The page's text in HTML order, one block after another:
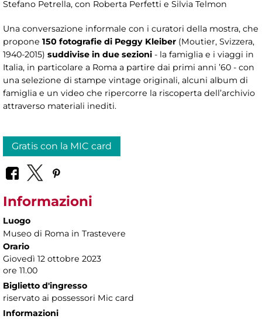
Stefano Petrella, con Roberta Perfetti e Silvia Telmon
Una conversazione informale con i curatori della mostra, che
propone 150 fotografie di Peggy Kleiber (Moutier, Svizzera,
1940-2015) suddivise in due sezioni - la famiglia e i viaggi in
Italia, in particolare a Roma a partire dai primi anni ’60 - con
una selezione di stampe vintage originali, alcuni album di
famiglia e un video che ripercorre la riscoperta dell’archivio
attraverso materiali inediti.
Gratis con la MIC card
Informazioni
Luogo
Museo di Roma in Trastevere
Orario
Giovedì 12 ottobre 2023
ore 11.00
Biglietto d'ingresso
riservato ai possessori Mic card
Informazioni